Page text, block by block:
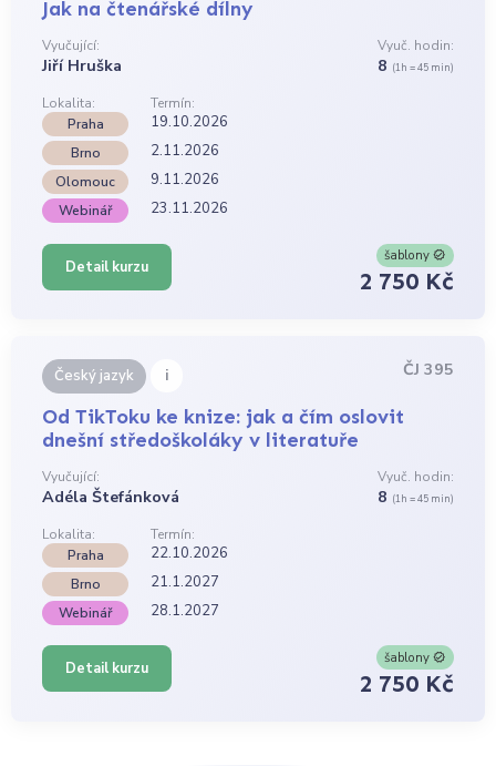
Jak na čtenářské dílny
Vyučující:
Jiří Hruška
Vyuč. hodin:
8 (1h = 45 min)
Lokalita:
Termín:
Praha
19.10.2026
Brno 2.11.2026
Olomouc 9.11.2026
Webinář 23.11.2026
Detail kurzu
šablony
2 750 Kč
Český jazyk i ČJ 395
Od TikToku ke knize: jak a čím oslovit
dnešní středoškoláky v literatuře
Vyučující:
Adéla Štefánková
Vyuč. hodin:
8 (1h = 45 min)
Lokalita:
Termín:
Praha
22.10.2026
Brno 21.1.2027
Webinář 28.1.2027
Detail kurzu
šablony
2 750 Kč